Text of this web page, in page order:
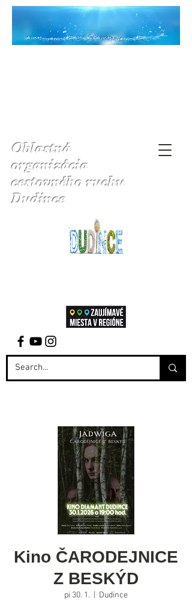
Oblastná
organizácia
cestovného ruchu
Dudince
Kino ČARODEJNICE
Z BESKÝD
pi 30. 1. Dudince